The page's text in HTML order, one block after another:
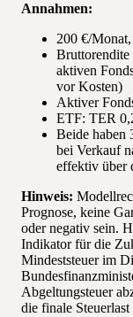
Annahmen:
200 €/
Bruttorendite
aktiven
vor Kosten)
Aktiver
ETF: TER
Beide haben
bei Verkauf
effektiv über
Hinweis:
Prognose, keine
oder negativ sein.
Indikator für die
Mindeststeuer im
Abgeltungsteuer
die finale Steuerlast